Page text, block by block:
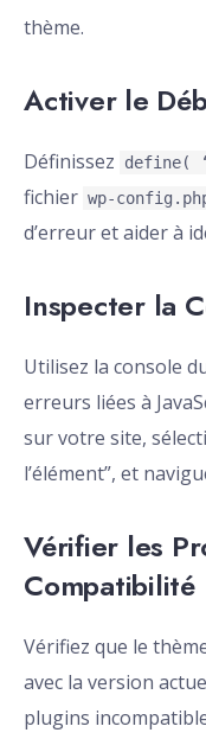
thème.
Activer le
Définissez define(
fichier wp-
d’erreur et aider à
Inspecter la
Utilisez la console
erreurs liées à
sur votre site,
l’élément”, et
Vérifier les
Compatibilité
Vérifiez que le
avec la version
plugins